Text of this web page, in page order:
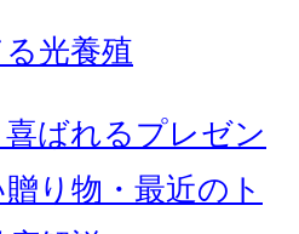
光養殖
ばれるプレゼン
り物・最近のト